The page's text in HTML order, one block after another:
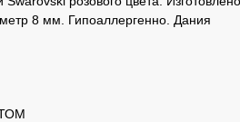
8 мм. Гипоаллергенно. Дания